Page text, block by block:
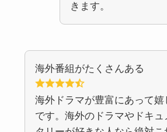
きます。
海外番組がたくさんある
海外ドラマが豊富にあって嬉
です。海外のドラマやドキュ